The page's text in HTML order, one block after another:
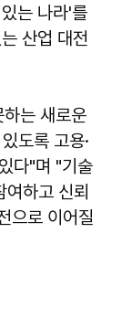
는 나라'를
산업 대전
는 새로운
도록 고용·
다"며 "기술
하고 신뢰
으로 이어질